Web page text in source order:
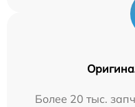
Более 20 тыс.